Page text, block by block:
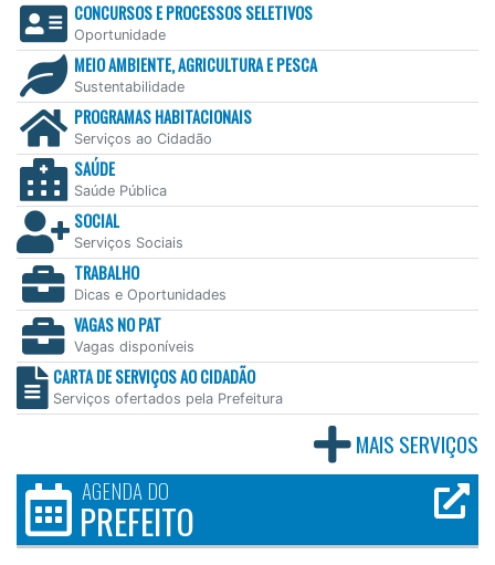
CONCURSOS E PROCESSOS SELETIVOS
Oportunidade
MEIO AMBIENTE, AGRICULTURA E PESCA
Sustentabilidade
PROGRAMAS HABITACIONAIS
Serviços ao Cidadão
SAÚDE
Saúde Pública
SOCIAL
Serviços Sociais
TRABALHO
Dicas e Oportunidades
VAGAS NO PAT
Vagas disponíveis
CARTA DE SERVIÇOS AO CIDADÃO
Serviços ofertados pela Prefeitura
MAIS SERVIÇOS
AGENDA DO
PREFEITO